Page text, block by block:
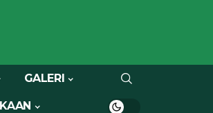
GALERI